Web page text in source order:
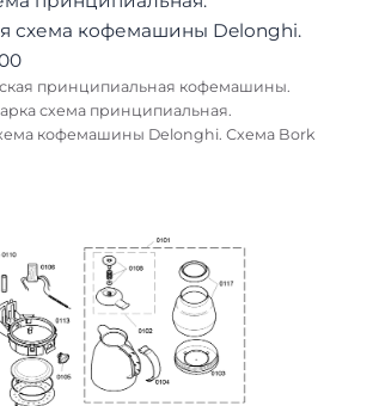
принципиальная кофемашины.
схема принципиальная.
кофемашины Delonghi. Схема Bork